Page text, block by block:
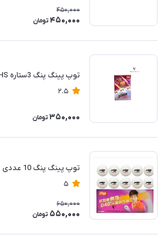
450,000
450,000 تومان
توپ پینگ پنگ 3ستاره DHS
2.5
350,000 تومان
توپ پینگ پنگ 10 عددی تک ستاره DHS
5
650,000
550,000 تومان